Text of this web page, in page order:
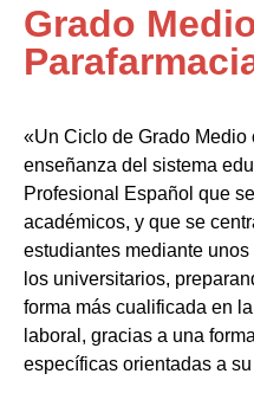
Grado
«Un Ciclo de Grado Medio
enseñanza del sistema
Profesional Español que
académicos, y que se
estudiantes mediante
los universitarios,
forma más cualificada en
laboral, gracias a una
específicas orientadas a